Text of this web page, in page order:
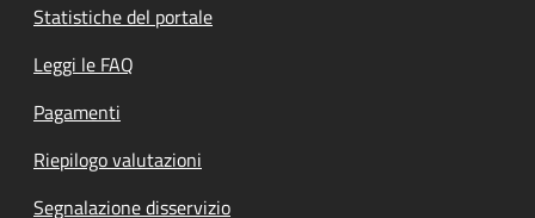
Statistiche del portale
Leggi le FAQ
Pagamenti
Riepilogo valutazioni
Segnalazione disservizio